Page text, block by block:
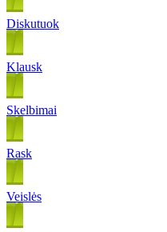
Diskutuok
Klausk
Skelbimai
Rask
Veislės